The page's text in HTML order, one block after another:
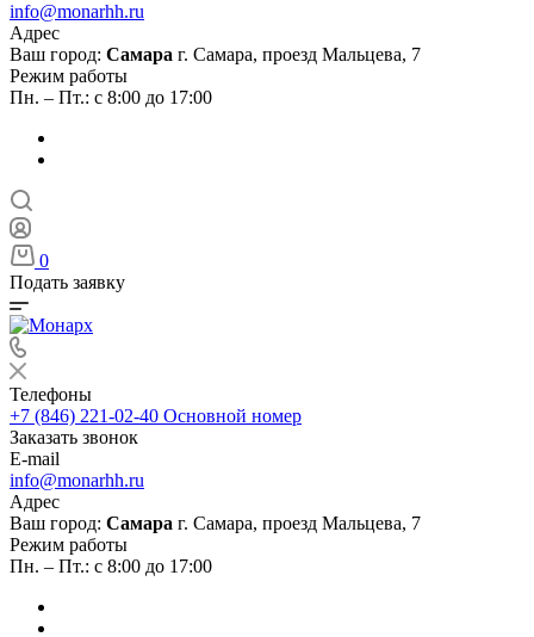
info@monarhh.ru
Адрес
Ваш город: Самара г. Самара, проезд Мальцева, 7
Режим работы
Пн. – Пт.: с 8:00 до 17:00
0
Подать заявку
Телефоны
+7 (846) 221-02-40 Основной номер
Заказать звонок
E-mail
info@monarhh.ru
Адрес
Ваш город: Самара г. Самара, проезд Мальцева, 7
Режим работы
Пн. – Пт.: с 8:00 до 17:00